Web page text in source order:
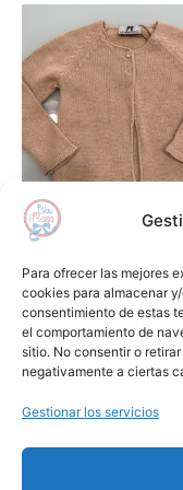
Para ofrecer las mejores
cookies para almacenar
consentimiento de estas
el comportamiento de
sitio. No consentir o
negativamente a ciertas
Gestionar los servicios
Jerséis , chaquetas y
Chaqueta bebe niño
ibiza LA MARTINICA
44,40€
precio
original
era:
44,40€.
22,20€
precio
actual
es:
22,20€.
Seleccionar
Añadir a lista de